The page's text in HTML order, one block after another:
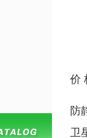
价
防
卫